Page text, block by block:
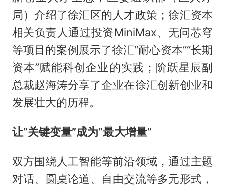
局）介绍了徐汇区的人才政策；徐汇资本
相关负责人通过投资MiniMax、无问芯穹
等项目的案例展示了徐汇“耐心资本”“长期
资本”赋能科创企业的实践；阶跃星辰副
总裁赵海涛分享了企业在徐汇创新创业和
发展壮大的历程。
让“关键变量”成为“最大增量”
双方围绕人工智能等前沿领域，通过主题
对话、圆桌论道、自由交流等多元形式，